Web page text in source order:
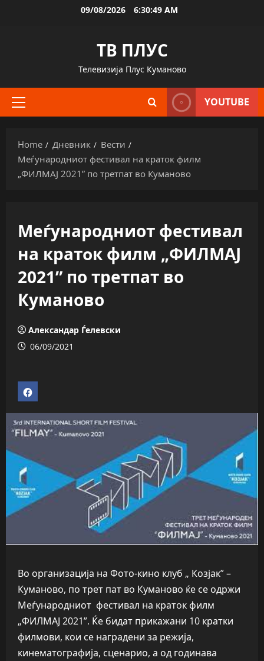
09/08/2026 6:30:50 AM
ТВ ПЛУС
Телевизија Плус Куманово
Primary
YOUTUBE
Home Дневник
Вести
Меѓународниот фестивал на кратoк филм
„ФИЛМАЈ 2021” по третпат во Куманово
Меѓународниот фестивал
на кратoк филм „ФИЛМАЈ
2021” по третпат во
Куманово
Александар Ѓелевски
06/09/2021
Во организација на Фото-кино клуб „ Козјак” –
Куманово, по трет пат во Куманово ќе се одржи
Меѓународниот фестивал на кратoк филм
„ФИЛМАЈ 2021”. Ќе бидат прикажани 10 кратки
филмови, кои се наградени за режија,
кинематографија, сценарио, а од годинава